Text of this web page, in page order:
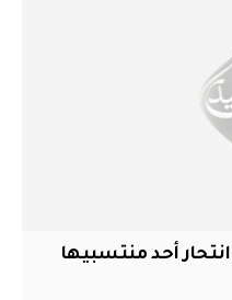
أحد منتسبيها